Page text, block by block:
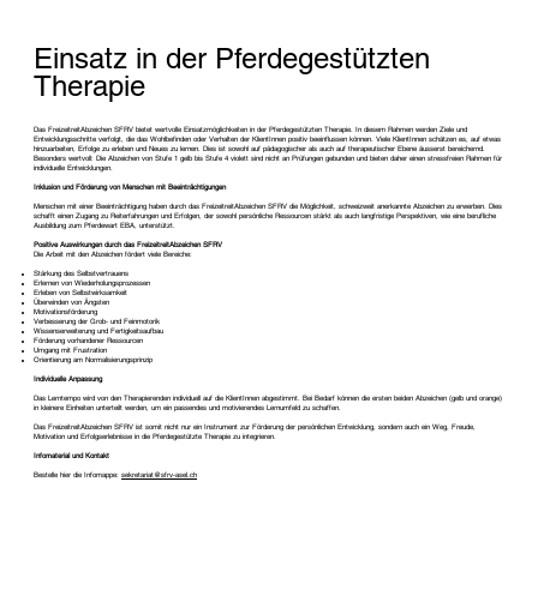
Einsatz in der Pferdegestützten
Therapie
Das FreizeitreitAbzeichen SFRV bietet wertvolle Einsatzmöglichkeiten in der Pferdegestützten Therapie. In diesem Rahmen werden Ziele und
Entwicklungsschritte verfolgt, die das Wohlbefinden oder Verhalten der KlientInnen positiv beeinflussen können. Viele KlientInnen schätzen es, auf etwas
hinzuarbeiten, Erfolge zu erleben und Neues zu lernen. Dies ist sowohl auf pädagogischer als auch auf therapeutischer Ebene äusserst bereichernd.
Besonders wertvoll: Die Abzeichen von Stufe 1 gelb bis Stufe 4 violett sind nicht an Prüfungen gebunden und bieten daher einen stressfreien Rahmen für
individuelle Entwicklungen.
Inklusion und Förderung von Menschen mit Beeinträchtigungen
Menschen mit einer Beeinträchtigung haben durch das FreizeitreitAbzeichen SFRV die Möglichkeit, schweizweit anerkannte Abzeichen zu erwerben. Dies
schafft einen Zugang zu Reiterfahrungen und Erfolgen, der sowohl persönliche Ressourcen stärkt als auch langfristige Perspektiven, wie eine berufliche
Ausbildung zum Pferdewart EBA, unterstützt.
Positive Auswirkungen durch das FreizeitreitAbzeichen SFRV
Die Arbeit mit den Abzeichen fördert viele Bereiche:
Stärkung des Selbstvertrauens
Erlernen von Wiederholungsprozessen
Erleben von Selbstwirksamkeit
Überwinden von Ängsten
Motivationsförderung
Verbesserung der Grob- und Feinmotorik
Wissenserweiterung und Fertigkeitsaufbau
Förderung vorhandener Ressourcen
Umgang mit Frustration
Orientierung am Normalisierungsprinzip
Individuelle Anpassung
Das Lerntempo wird von den Therapierenden individuell auf die KlientInnen abgestimmt. Bei Bedarf können die ersten beiden Abzeichen (gelb und orange)
in kleinere Einheiten unterteilt werden, um ein passendes und motivierendes Lernumfeld zu schaffen.
Das FreizeitreitAbzeichen SFRV ist somit nicht nur ein Instrument zur Förderung der persönlichen Entwicklung, sondern auch ein Weg, Freude,
Motivation und Erfolgserlebnisse in die Pferdegestützte Therapie zu integrieren.
Infomaterial und Kontakt
Bestelle hier die Infomappe:sekretariat@sfrv-asel.ch